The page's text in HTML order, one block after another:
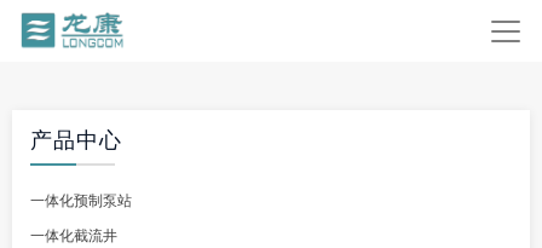
产品中心
一体化预制泵站
一体化截流井